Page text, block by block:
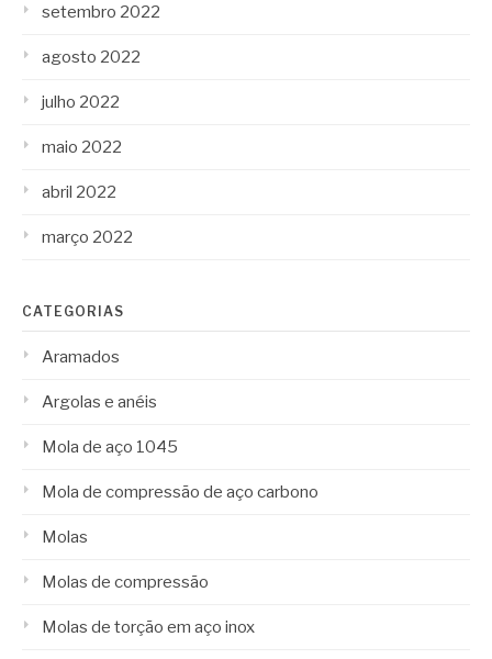
setembro 2022
agosto 2022
julho 2022
maio 2022
abril 2022
março 2022
CATEGORIAS
Aramados
Argolas e anéis
Mola de aço 1045
Mola de compressão de aço carbono
Molas
Molas de compressão
Molas de torção em aço inox